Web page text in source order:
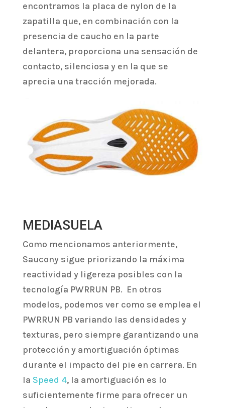
encontramos la placa de nylon de la
zapatilla que, en combinación con la
presencia de caucho en la parte
delantera, proporciona una sensación de
contacto, silenciosa y en la que se
aprecia una tracción mejorada.
MEDIASUELA
Como mencionamos anteriormente,
Saucony sigue priorizando la máxima
reactividad y ligereza posibles con la
tecnología PWRRUN PB. En otros
modelos, podemos ver como se emplea el
PWRRUN PB variando las densidades y
texturas, pero siempre garantizando una
protección y amortiguación óptimas
durante el impacto del pie en carrera. En
la Speed 4, la amortiguación es lo
suficientemente firme para ofrecer un